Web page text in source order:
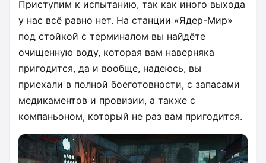
Приступим к испытанию, так как иного выхода
у нас всё равно нет. На станции «Ядер-Мир»
под стойкой с терминалом вы найдёте
очищенную воду, которая вам наверняка
пригодится, да и вообще, надеюсь, вы
приехали в полной боеготовности, с запасами
медикаментов и провизии, а также с
компаньоном, который не раз вам пригодится.